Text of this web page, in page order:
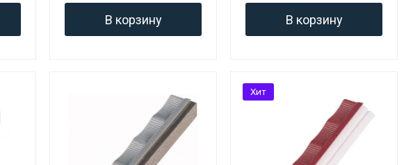
В корзину В корзину
Хит